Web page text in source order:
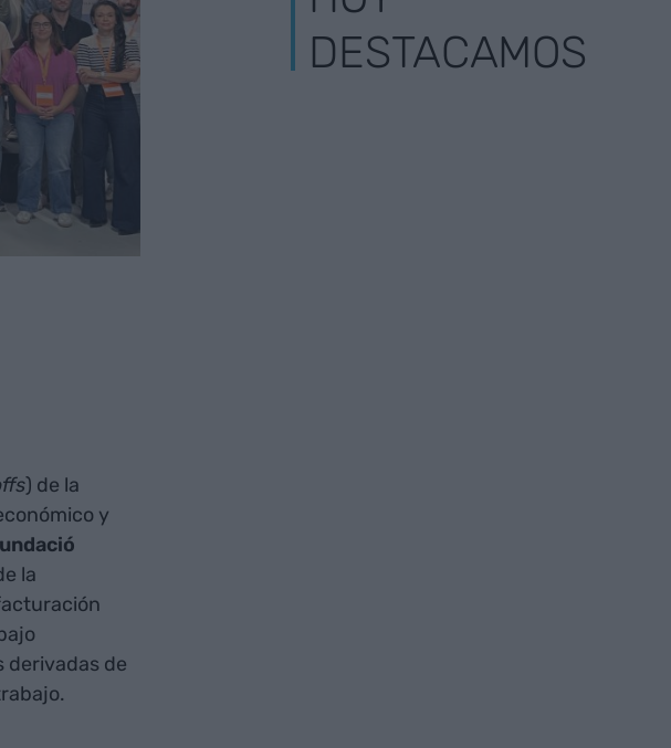
) de la
y
la
derivadas de
DESTACAMOS